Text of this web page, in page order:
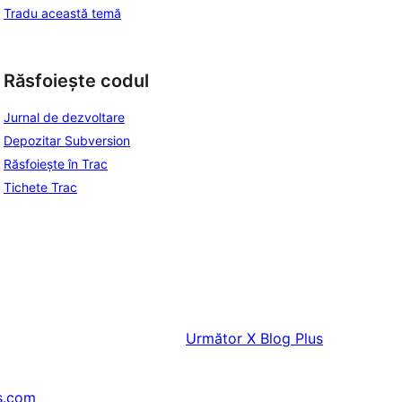
Tradu această temă
Răsfoiește codul
Jurnal de dezvoltare
Depozitar Subversion
Răsfoiește în Trac
Tichete Trac
Următor X Blog Plus